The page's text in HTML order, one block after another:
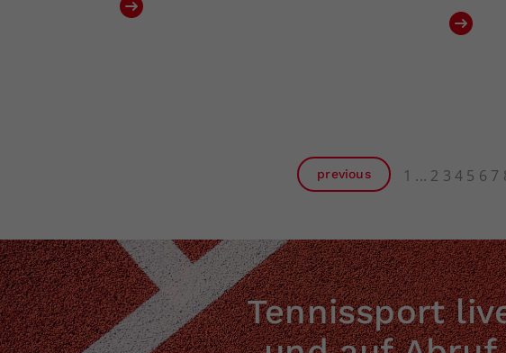
previous 1 2 3 4 5 6 7
Tennissport